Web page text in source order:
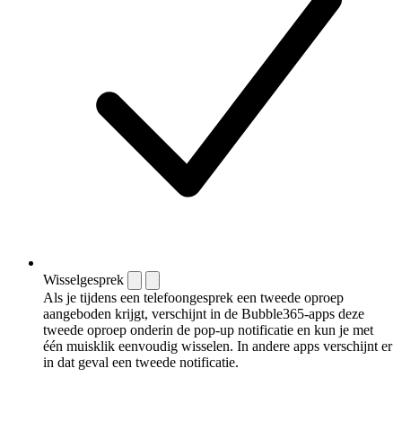
Wisselgesprek
Als je tijdens een telefoongesprek een tweede oproep
aangeboden krijgt, verschijnt in de Bubble365-apps deze
tweede oproep onderin de pop-up notificatie en kun je met
één muisklik eenvoudig wisselen. In andere apps verschijnt er
in dat geval een tweede notificatie.